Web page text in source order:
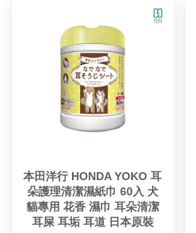
本田洋行 HONDA YOKO 耳
朵護理清潔濕紙巾 60入 犬
貓專用 花香 濕巾 耳朵清潔
耳屎 耳垢 耳道 日本原裝